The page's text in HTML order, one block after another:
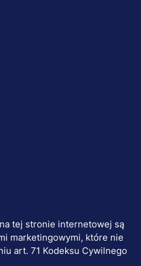
tej stronie internetowej są
marketingowymi, które nie
art. 71 Kodeksu Cywilnego